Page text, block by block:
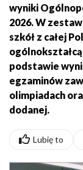
wyniki
2026. W
szkół z całej
podstawie
egzaminów
olimpiadach
dodanej.
Lubię to